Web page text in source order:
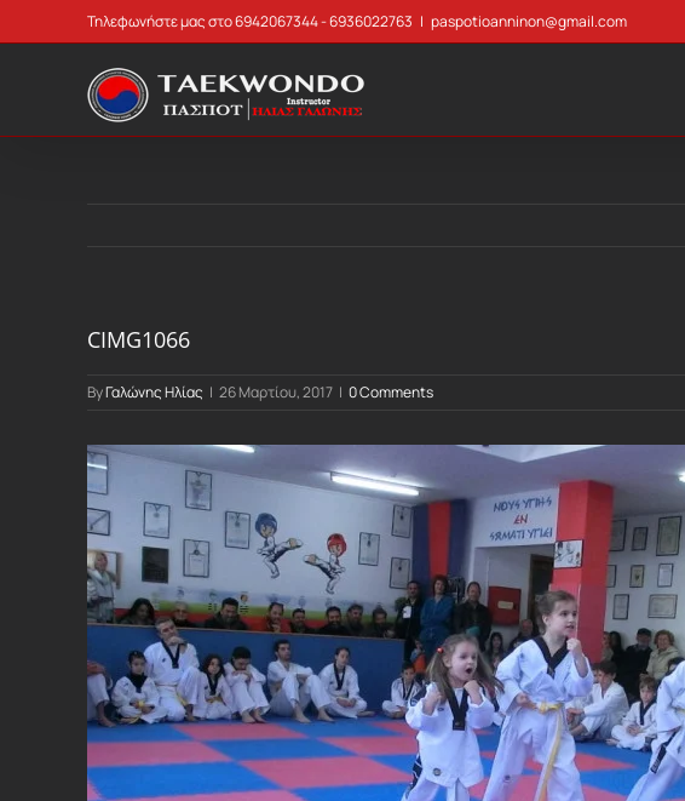
to
Τηλεφωνήστε μας στο 6942067344 - 6936022763 | paspotioanninon@gmail.com
CIMG1066
ByΓαλώνης Ηλίας | 26 Μαρτίου, 2017 | 0 Comments